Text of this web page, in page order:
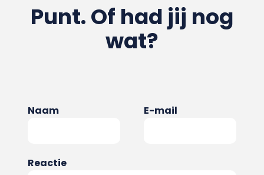
Punt. Of had jij nog
wat?
Naam E-mail
Reactie